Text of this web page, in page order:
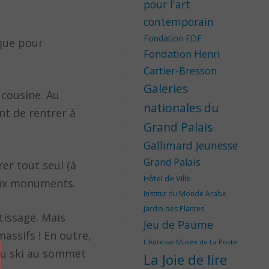
pour
Au
de rentrer à
tout seul (à
monuments.
Mais
! En outre,
ski au sommet
pour l'art
contemporain
Fondation EDF
Fondation Henri
Cartier-Bresson
Galeries
nationales du
Grand Palais
Gallimard Jeunesse
Grand Palais
Hôtel de Ville
Institut du Monde Arabe
Jardin des Plantes
Jeu de Paume
L'Adresse Musée de La Poste
La Joie de lire